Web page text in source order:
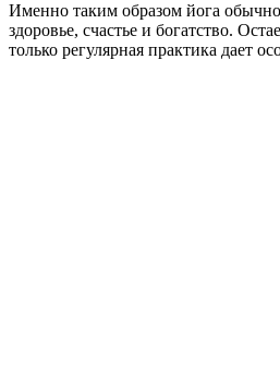
Именно таким образом йога
здоровье, счастье и богатство.
только регулярная практика дает